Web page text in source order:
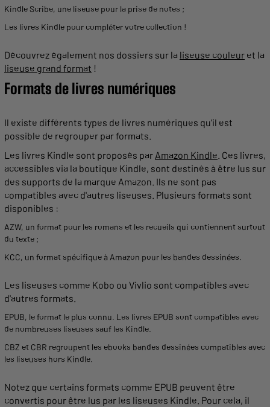
Kindle Scribe, une liseuse pour la prise de notes ;
Les livres Kindle pour compléter votre collection !
Découvrez également nos dossiers sur la liseuse couleur et la
liseuse grand format !
Formats de livres numériques
Il existe différents types de livres numériques qu'il est
possible de regrouper parformats.
Les livres Kindle sont proposés par Amazon Kindle. Ces livres,
accessibles via la boutique Kindle, sont destinés à être lus sur
des supports de la marque Amazon. Ils ne sont pas
compatibles avec d'autres liseuses. Plusieurs formats sont
disponibles :
AZW, un format pour les romans et les recueils qui contiennent surtout
du texte ;
KCC, un format spécifique à Amazon pour les bandes dessinées.
Les liseuses comme Kobo ou Vivlio sont compatibles avec
d'autres formats.
EPUB, leformat le plus connu. Les livres EPUB sont compatibles avec
de nombreuses liseuses sauf les Kindle.
CBZ et CBR regroupent les ebooks bandes dessinées compatibles avec
les liseuses hors Kindle.
Notez que certains formats comme EPUB peuvent être
convertis pour être lus par les liseuses Kindle. Pour cela, il